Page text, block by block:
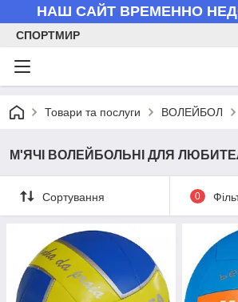
НАШ САЙТ ВРЕМЕННО
СПОРТМИР
Товари та послуги ВОЛЕЙБОЛ
М'ЯЧІ ВОЛЕЙБОЛЬНІ ДЛЯ
Сортування 0